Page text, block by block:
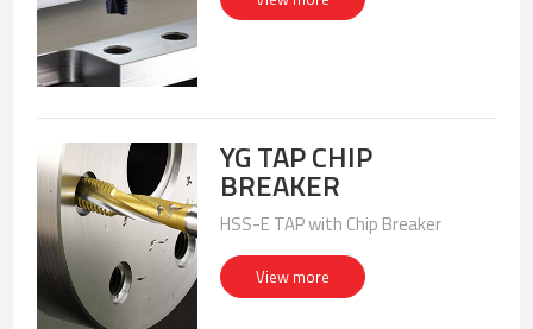
YG TAP CHIP
BREAKER
HSS-E TAP with Chip Breaker
View more